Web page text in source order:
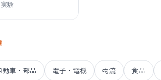
験
動車・部品 電子・電機 物流 食品